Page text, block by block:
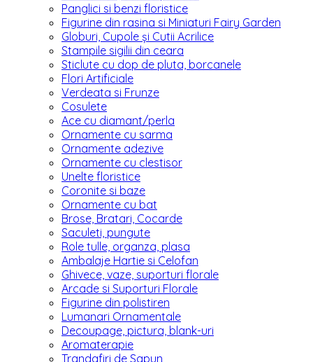
Panglici si benzi floristice
Figurine din rasina si Miniaturi Fairy Garden
Globuri, Cupole și Cutii Acrilice
Stampile sigilii din ceara
Sticlute cu dop de pluta, borcanele
Flori Artificiale
Verdeata si Frunze
Cosulete
Ace cu diamant/perla
Ornamente cu sarma
Ornamente adezive
Ornamente cu clestisor
Unelte floristice
Coronite si baze
Ornamente cu bat
Brose, Bratari, Cocarde
Saculeti, pungute
Role tulle, organza, plasa
Ambalaje Hartie si Celofan
Ghivece, vaze, suporturi florale
Arcade si Suporturi Florale
Figurine din polistiren
Lumanari Ornamentale
Decoupage, pictura, blank-uri
Aromaterapie
Trandafiri de Sapun